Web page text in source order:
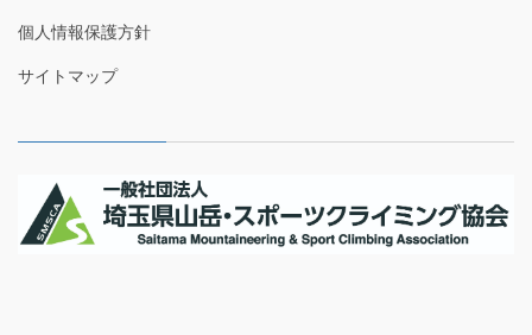
個人情報保護方針
サイトマップ